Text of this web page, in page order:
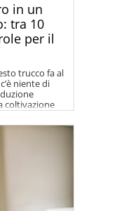
in un
tra 10
per il
trucco fa al
niente di
coltivazione